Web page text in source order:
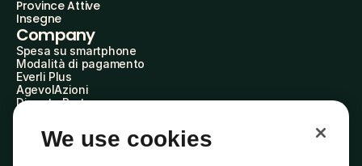
Province Attive
Insegne
Company
Spesa su smartphone
Modalità di pagamento
Everli Plus
AgevolAzioni
Diventa Partner
Everli Shoppers
About Us
We use cookies